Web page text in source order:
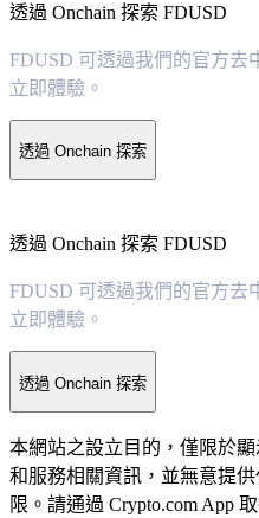
透過 Onchain 探索 FDUSD
FDUSD 可透過我們的官方去
立即體驗。
透過 Onchain 探索
透過 Onchain 探索 FDUSD
FDUSD 可透過我們的官方去
立即體驗。
透過 Onchain 探索
本網站之設立目的，僅限於顯
和服務相關資訊，並無意提
限。請通過 Crypto.com App